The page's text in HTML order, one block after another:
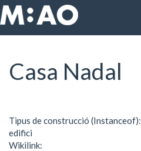
Vés al contingut
Inici Casa Nadal
Casa Nadal
Tipus de construcció (Instanceof):
edifici
Wikilink: